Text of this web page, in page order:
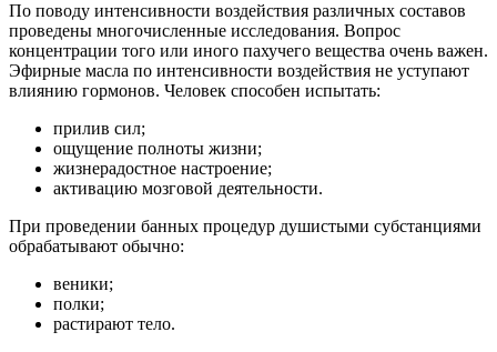
По поводу интенсивности воздействия различных составов
проведены многочисленные исследования. Вопрос
концентрации того или иного пахучего вещества очень важен.
Эфирные масла по интенсивности воздействия не уступают
влиянию гормонов. Человек способен испытать:
прилив сил;
ощущение полноты жизни;
жизнерадостное настроение;
активацию мозговой деятельности.
При проведении банных процедур душистыми субстанциями
обрабатывают обычно:
веники;
полки;
растирают тело.